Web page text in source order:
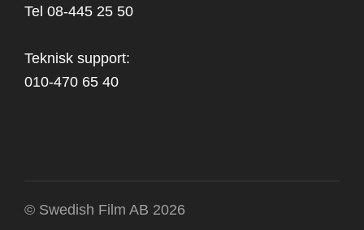
Tel 08-445 25 50
Teknisk support:
010-470 65 40
© Swedish Film AB 2026